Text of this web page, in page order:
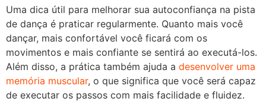
Uma dica útil para melhorar sua autoconfiança na pista
de dança é praticar regularmente. Quanto mais você
dançar, mais confortável você ficará com os
movimentos e mais confiante se sentirá ao executá-los.
Além disso, a prática também ajuda a desenvolver uma
memória muscular, o que significa que você será capaz
de executar os passos com mais facilidade e fluidez.